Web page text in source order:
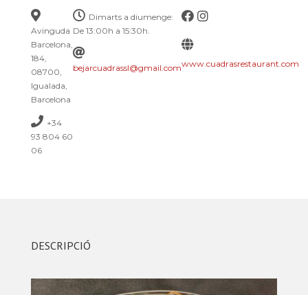
Avinguda
Barcelona,
184,
08700,
Igualada,
Barcelona
+34
93 804 60
06
Dimarts a diumenge:
De 13:00h a 15:30h.
bejarcuadrassl@gmail.comwww.cuadrasrestaurant.com
DESCRIPCIÓ